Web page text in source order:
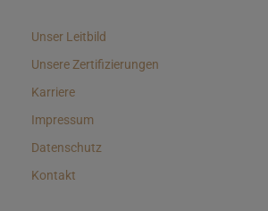
Unser Leitbild
Unsere Zertifizierungen
Karriere
Impressum
Datenschutz
Kontakt